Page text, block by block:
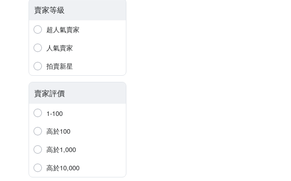
賣家等級
超人氣賣家
人氣賣家
拍賣新星
賣家評價
1-100
高於100
高於1,000
高於10,000